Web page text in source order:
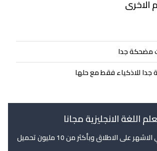
الاخرى
مضحكة جدا
جدا للاذكياء فقط مع حلها
اللغة الانجليزية مجانا
على الاطلاق وبأكثر من 10 مليون تحميل